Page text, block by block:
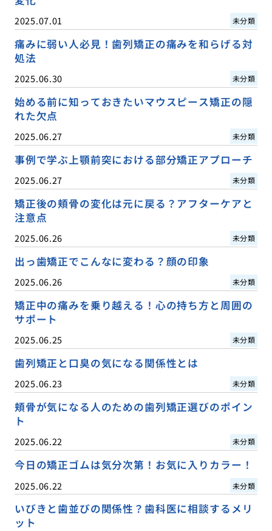
2025.07.01 未分類
痛みに弱い人必見！歯列矯正の痛みを和らげる対
処法
2025.06.30 未分類
始める前に知っておきたいマウスピース矯正の隠
れた欠点
2025.06.27 未分類
事例で学ぶ上顎前突における部分矯正アプローチ
2025.06.27 未分類
矯正後の頬骨の変化は元に戻る？アフターケアと
注意点
2025.06.26 未分類
出っ歯矯正でこんなに変わる？顔の印象
2025.06.26 未分類
矯正中の痛みを乗り越える！心の持ち方と周囲の
サポート
2025.06.25 未分類
歯列矯正と口臭の気になる関係性とは
2025.06.23 未分類
頬骨が気になる人のための歯列矯正選びのポイン
ト
2025.06.22 未分類
今日の矯正ゴムは気分次第！お気に入りカラー！
2025.06.22 未分類
いびきと歯並びの関係性？歯科医に相談するメリ
ット